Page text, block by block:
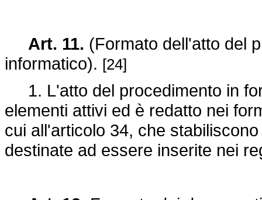
Art. 11. (Formato dell'atto del
informatico). [24]
1. L'atto del procedimento in
elementi attivi ed è redatto nei
cui all'articolo 34, che
destinate ad essere inserite nei